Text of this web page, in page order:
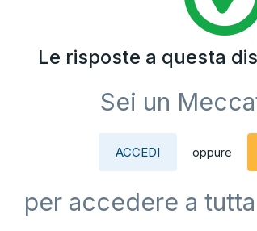
Le risposte a questa
Sei un
ACCEDI oppure
per accedere a